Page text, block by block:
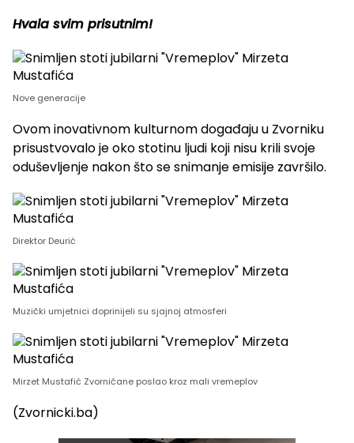
Hvala svim prisutnim!
Nove generacije
Ovom inovativnom kulturnom događaju u Zvorniku
prisustvovalo je oko stotinu ljudi koji nisu krili svoje
oduševljenje nakon što se snimanje emisije završilo.
Direktor Deurić
Muzički umjetnici doprinijeli su sjajnoj atmosferi
Mirzet Mustafić Zvorničane poslao kroz mali vremeplov
(Zvornicki.ba)